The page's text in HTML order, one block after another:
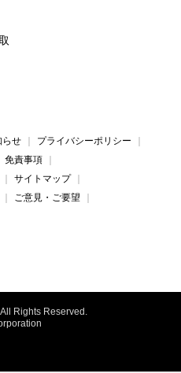
らせ
プライバシーポリシー
免責事項
サイトマップ
ご意見・ご要望
Rights Reserved.